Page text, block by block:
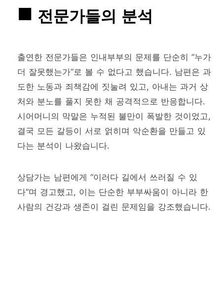
전문가들의 분석
출연한 전문가들은 인내부부의 문제를 단순히 “누가
더 잘못했는가”로 볼 수 없다고 했습니다. 남편은 과
도한 노동과 죄책감에 짓눌려 있고, 아내는 과거 상
처와 분노를 풀지 못한 채 공격적으로 반응합니다.
시어머니의 막말은 누적된 불만이 폭발한 것이었고,
결국 모든 갈등이 서로 얽히며 악순환을 만들고 있
다는 분석이 나왔습니다.
상담가는 남편에게 “이러다 길에서 쓰러질 수 있
다”며 경고했고, 이는 단순한 부부싸움이 아니라 한
사람의 건강과 생존이 걸린 문제임을 강조했습니다.